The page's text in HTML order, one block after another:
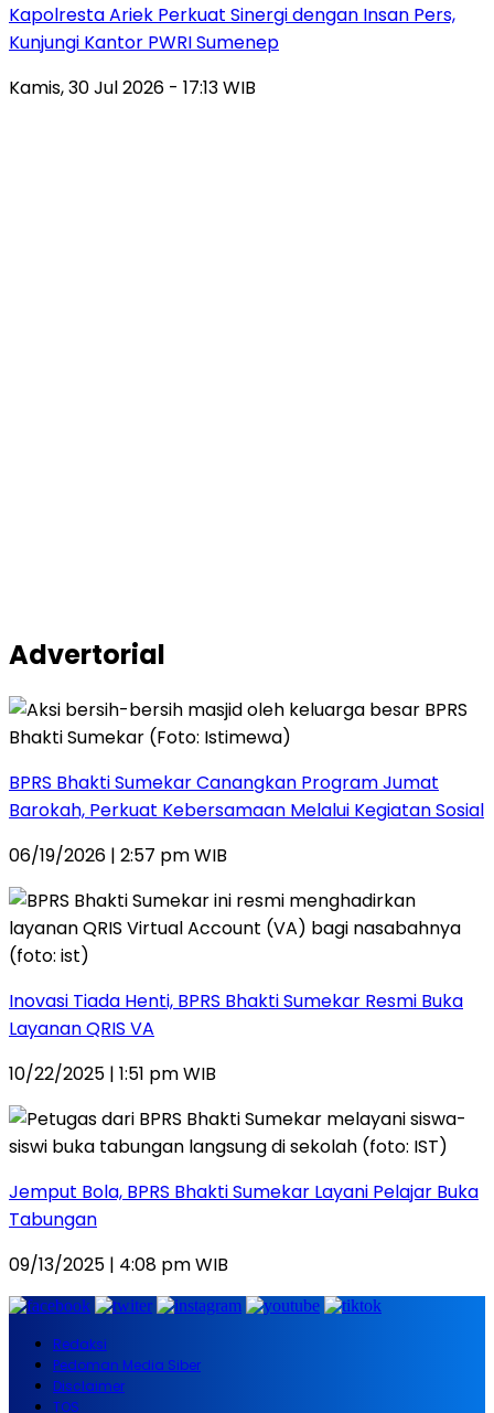
Kapolresta Ariek Perkuat Sinergi dengan Insan Pers,
Kunjungi Kantor PWRI Sumenep
Kamis, 30 Jul 2026 - 17:13 WIB
Advertorial
BPRS Bhakti Sumekar Canangkan Program Jumat
Barokah, Perkuat Kebersamaan Melalui Kegiatan Sosial
06/19/2026 | 2:57 pm WIB
Inovasi Tiada Henti, BPRS Bhakti Sumekar Resmi Buka
Layanan QRIS VA
10/22/2025 | 1:51 pm WIB
Jemput Bola, BPRS Bhakti Sumekar Layani Pelajar Buka
Tabungan
09/13/2025 | 4:08 pm WIB
Redaksi
Pedoman Media Siber
Disclaimer
TOS